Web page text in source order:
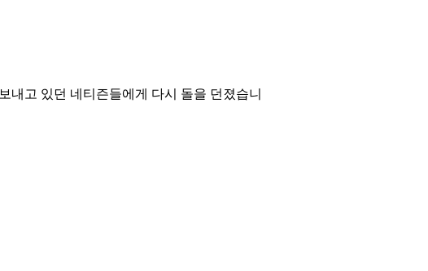
내고 있던 네티즌들에게 다시 돌을 던졌습니